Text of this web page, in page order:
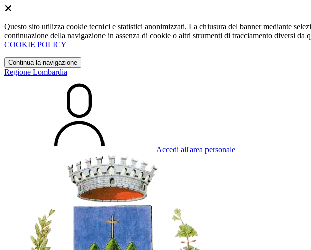
Questo sito utilizza cookie tecnici e statistici anonimizzati. La chiusura del banner mediante
continuazione della navigazione in assenza di cookie o altri strumenti di tracciamento diversi da
COOKIE POLICY
Continua la navigazione
Regione Lombardia
Accedi all'area personale